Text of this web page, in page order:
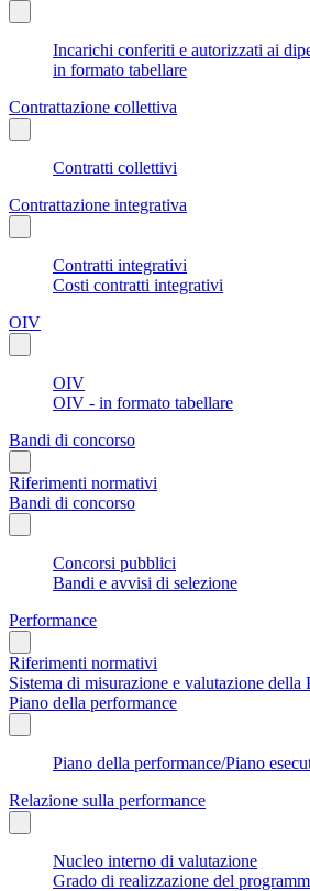
Incarichi conferiti e autorizzati ai
in formato tabellare
Contrattazione collettiva
Contratti collettivi
Contrattazione integrativa
Contratti integrativi
Costi contratti integrativi
OIV
OIV
OIV - in formato tabellare
Bandi di concorso
Riferimenti normativi
Bandi di concorso
Concorsi pubblici
Bandi e avvisi di selezione
Performance
Riferimenti normativi
Sistema di misurazione e valutazione della
Piano della performance
Piano della performance/Piano
Relazione sulla performance
Nucleo interno di valutazione
Grado di realizzazione del